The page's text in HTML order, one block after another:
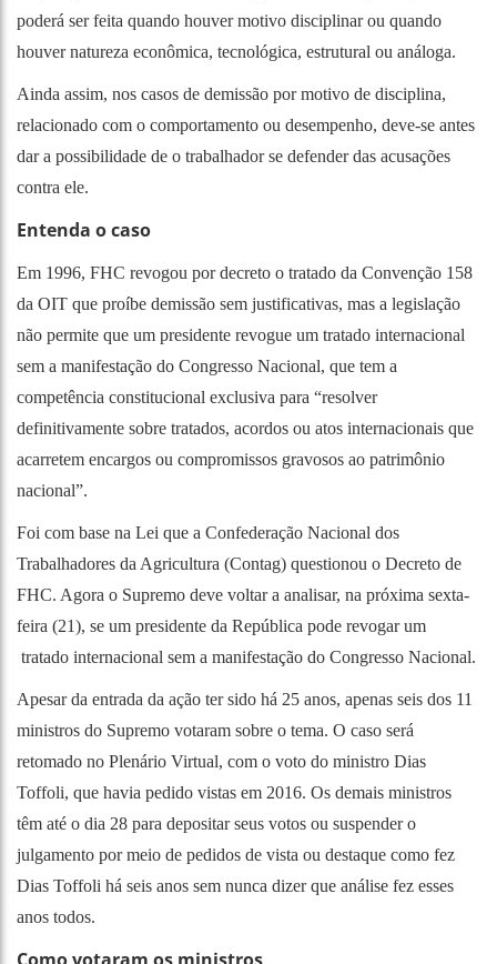
poderá ser feita quando houver motivo disciplinar ou quando
houver natureza econômica, tecnológica, estrutural ou análoga.
Ainda assim, nos casos de demissão por motivo de disciplina,
relacionado com o comportamento ou desempenho, deve-se antes
dar a possibilidade de o trabalhador se defender das acusações
contra ele.
Entenda o caso
Em 1996, FHC revogou por decreto o tratado da Convenção 158
da OIT que proíbe demissão sem justificativas, mas a legislação
não permite que um presidente revogue um tratado internacional
sem a manifestação do Congresso Nacional, que tem a
competência constitucional exclusiva para “resolver
definitivamente sobre tratados, acordos ou atos internacionais que
acarretem encargos ou compromissos gravosos ao patrimônio
nacional”.
Foi com base na Lei que a Confederação Nacional dos
Trabalhadores da Agricultura (Contag) questionou o Decreto de
FHC. Agora o Supremo deve voltar a analisar, na próxima sexta-
feira (21), se um presidente da República pode revogar um
tratado internacional sem a manifestação do Congresso Nacional.
Apesar da entrada da ação ter sido há 25 anos, apenas seis dos 11
ministros do Supremo votaram sobre o tema. O caso será
retomado no Plenário Virtual, com o voto do ministro Dias
Toffoli, que havia pedido vistas em 2016. Os demais ministros
têm até o dia 28 para depositar seus votos ou suspender o
julgamento por meio de pedidos de vista ou destaque como fez
Dias Toffoli há seis anos sem nunca dizer que análise fez esses
anos todos.